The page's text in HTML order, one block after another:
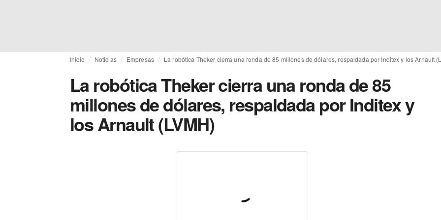
Inicio Noticias Empresas La robótica Theker cierra una ronda de 85 millones de dólares, respaldada por Inditex y los Arnault
La robótica Theker cierra una ronda de 85
millones de dólares, respaldada por Inditex y
los Arnault (LVMH)